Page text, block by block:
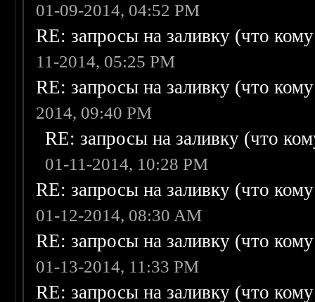
01-09-2014, 04:52 PM
RE: запросы на заливку (что
11-2014, 05:25 PM
RE: запросы на заливку (что
2014, 09:40 PM
RE: запросы на заливку (что
01-11-2014, 10:28 PM
RE: запросы на заливку (что
01-12-2014, 08:30 AM
RE: запросы на заливку (что
01-13-2014, 11:33 PM
RE: запросы на заливку (что